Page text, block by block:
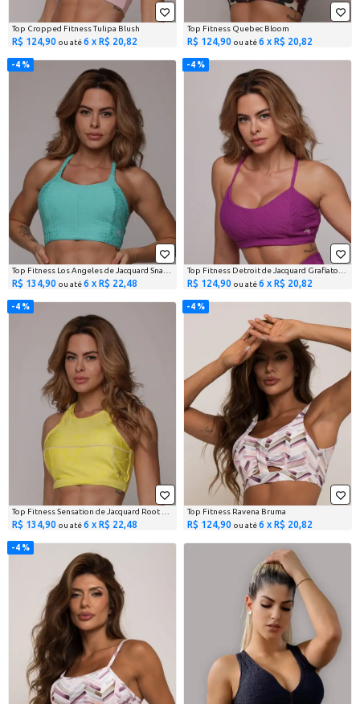
Top Cropped Fitness Tulipa Blush
R$ 124,90 ou até6 x R$ 20,82
Top Fitness Quebec Bloom
R$ 124,90 ou até6 x R$ 20,82
4 %
R$ 134,90 ou até6 x R$ 22,48
4 %
R$ 124,90 ou até6 x R$ 20,82
4 %
R$ 134,90 ou até6 x R$ 22,48
4 %
Top Fitness Ravena Bruma
R$ 124,90 ou até6 x R$ 20,82
4 %